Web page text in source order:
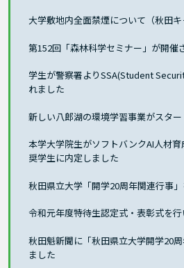
大学敷地内全面禁煙について（秋田キ
第152回「森林科学セミナー」が開催
学生が警察署よりSSA(Student
れました
新しい八郎湖の環境学習事業がスタ
本学大学院生がソフトバンクAI人材
奨学生に内定しました
秋田県立大学「開学20周年関連行事
令和元年度特待生認定式・表彰式を
秋田魁新聞に「秋田県立大学開学20
ました